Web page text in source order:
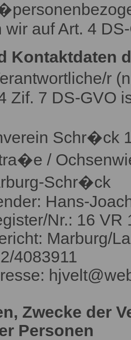
wir auf Art. 4
Kontaktdaten
r
Zif. 7 DS-GVO
Schr�ck
/
Schr�ck
Hans-
Nr.: 16 VR
Marburg/
4083911
Zwecke der
Personen